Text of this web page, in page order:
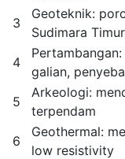
3
Geoteknik:
Sudimara
4
galian,
5
Arkeologi:
terpendam
6
Geothermal:
low resistivity